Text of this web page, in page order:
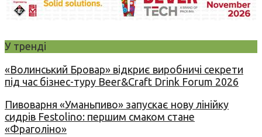
У тренді
«Волинський Бровар» відкриє виробничі секрети
під час бізнес-туру Beer&Craft Drink Forum 2026
Пивоварня «Уманьпиво» запускає нову лінійку
сидрів Festolino: першим смаком стане
«Фраголіно»